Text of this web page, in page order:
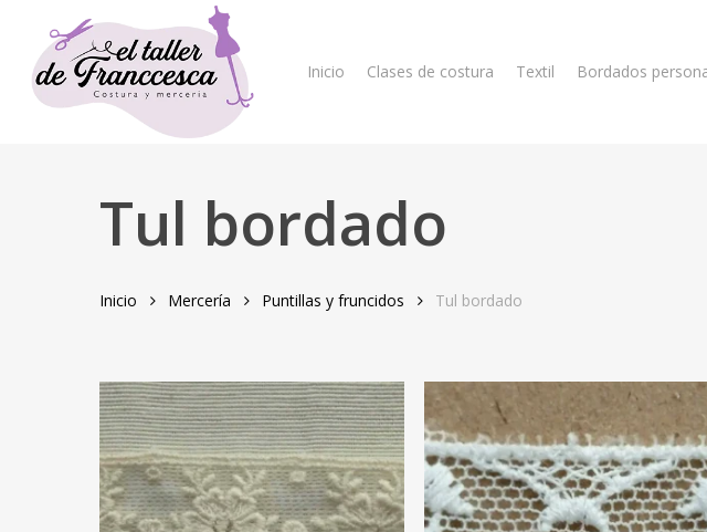
main
content
Inicio Clases de costura Textil Bordados
Tul bordado
Inicio Mercería Puntillas y fruncidos Tul bordado